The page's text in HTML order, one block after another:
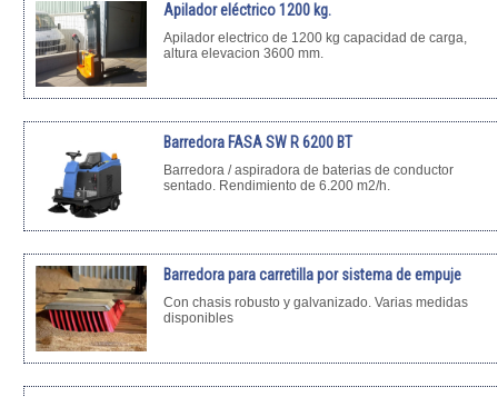
Apilador eléctrico 1200 kg.
Apilador electrico de 1200 kg capacidad de carga,
altura elevacion 3600 mm.
Barredora FASA SW R 6200 BT
Barredora / aspiradora de baterias de conductor
sentado. Rendimiento de 6.200 m2/h.
Barredora para carretilla por sistema de empuje
Con chasis robusto y galvanizado. Varias medidas
disponibles